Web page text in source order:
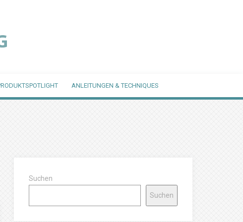
ANLEITUNGEN & TECHNIQUES
Suchen
Suchen